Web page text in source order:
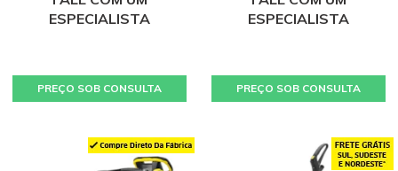
ESPECIALISTA
PREÇO SOB CONSULTA
ESPECIALISTA
PREÇO SOB CONSULTA